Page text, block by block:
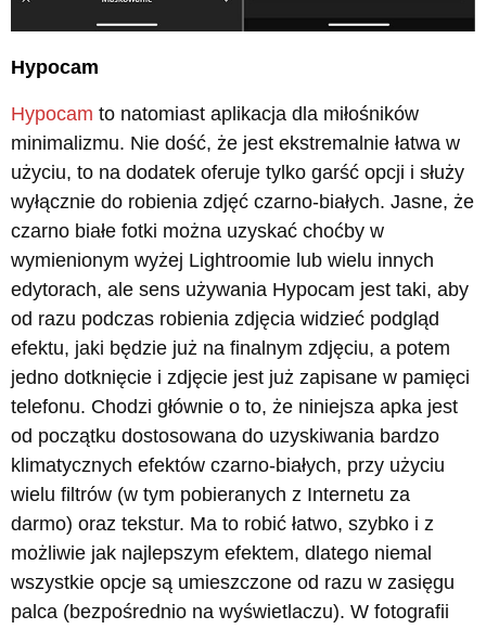
Hypocam
Hypocam to natomiast aplikacja dla miłośników
minimalizmu. Nie dość, że jest ekstremalnie łatwa w
użyciu, to na dodatek oferuje tylko garść opcji i służy
wyłącznie do robienia zdjęć czarno-białych. Jasne, że
czarno białe fotki można uzyskać choćby w
wymienionym wyżej Lightroomie lub wielu innych
edytorach, ale sens używania Hypocam jest taki, aby
od razu podczas robienia zdjęcia widzieć podgląd
efektu, jaki będzie już na finalnym zdjęciu, a potem
jedno dotknięcie i zdjęcie jest już zapisane w pamięci
telefonu. Chodzi głównie o to, że niniejsza apka jest
od początku dostosowana do uzyskiwania bardzo
klimatycznych efektów czarno-białych, przy użyciu
wielu filtrów (w tym pobieranych z Internetu za
darmo) oraz tekstur. Ma to robić łatwo, szybko i z
możliwie jak najlepszym efektem, dlatego niemal
wszystkie opcje są umieszczone od razu w zasięgu
palca (bezpośrednio na wyświetlaczu). W fotografii